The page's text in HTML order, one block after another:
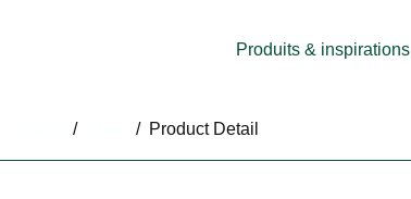
Produits & inspirations
/ / Product Detail